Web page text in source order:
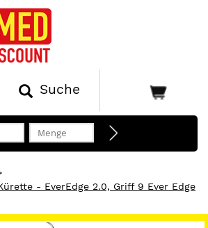
Suche
- EverEdge 2.0, Griff 9 Ever Edge